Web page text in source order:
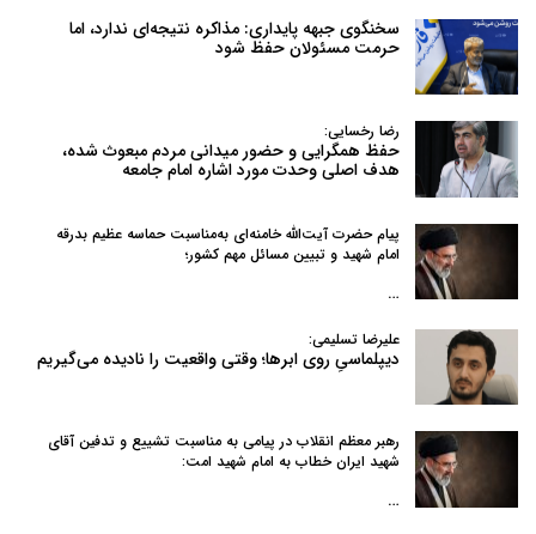
سخنگوی جبهه پایداری: مذاکره نتیجه‌ای ندارد، اما
حرمت مسئولان حفظ شود
رضا رخسایی:
حفظ همگرایی و حضور میدانی مردم مبعوث شده،
هدف اصلی وحدت مورد اشاره امام جامعه
پیام حضرت آیت‌الله خامنه‌ای به‌مناسبت حماسه عظیم بدرقه
امام شهید و تبیین مسائل مهم کشور؛
…
علیرضا تسلیمی:
دیپلماسیِ روی ابرها؛ وقتی واقعیت را نادیده می‌گیریم
رهبر معظم انقلاب در پیامی به‌ مناسبت تشییع و تدفین آقای
شهید ایران خطاب به امام شهید امت:
…